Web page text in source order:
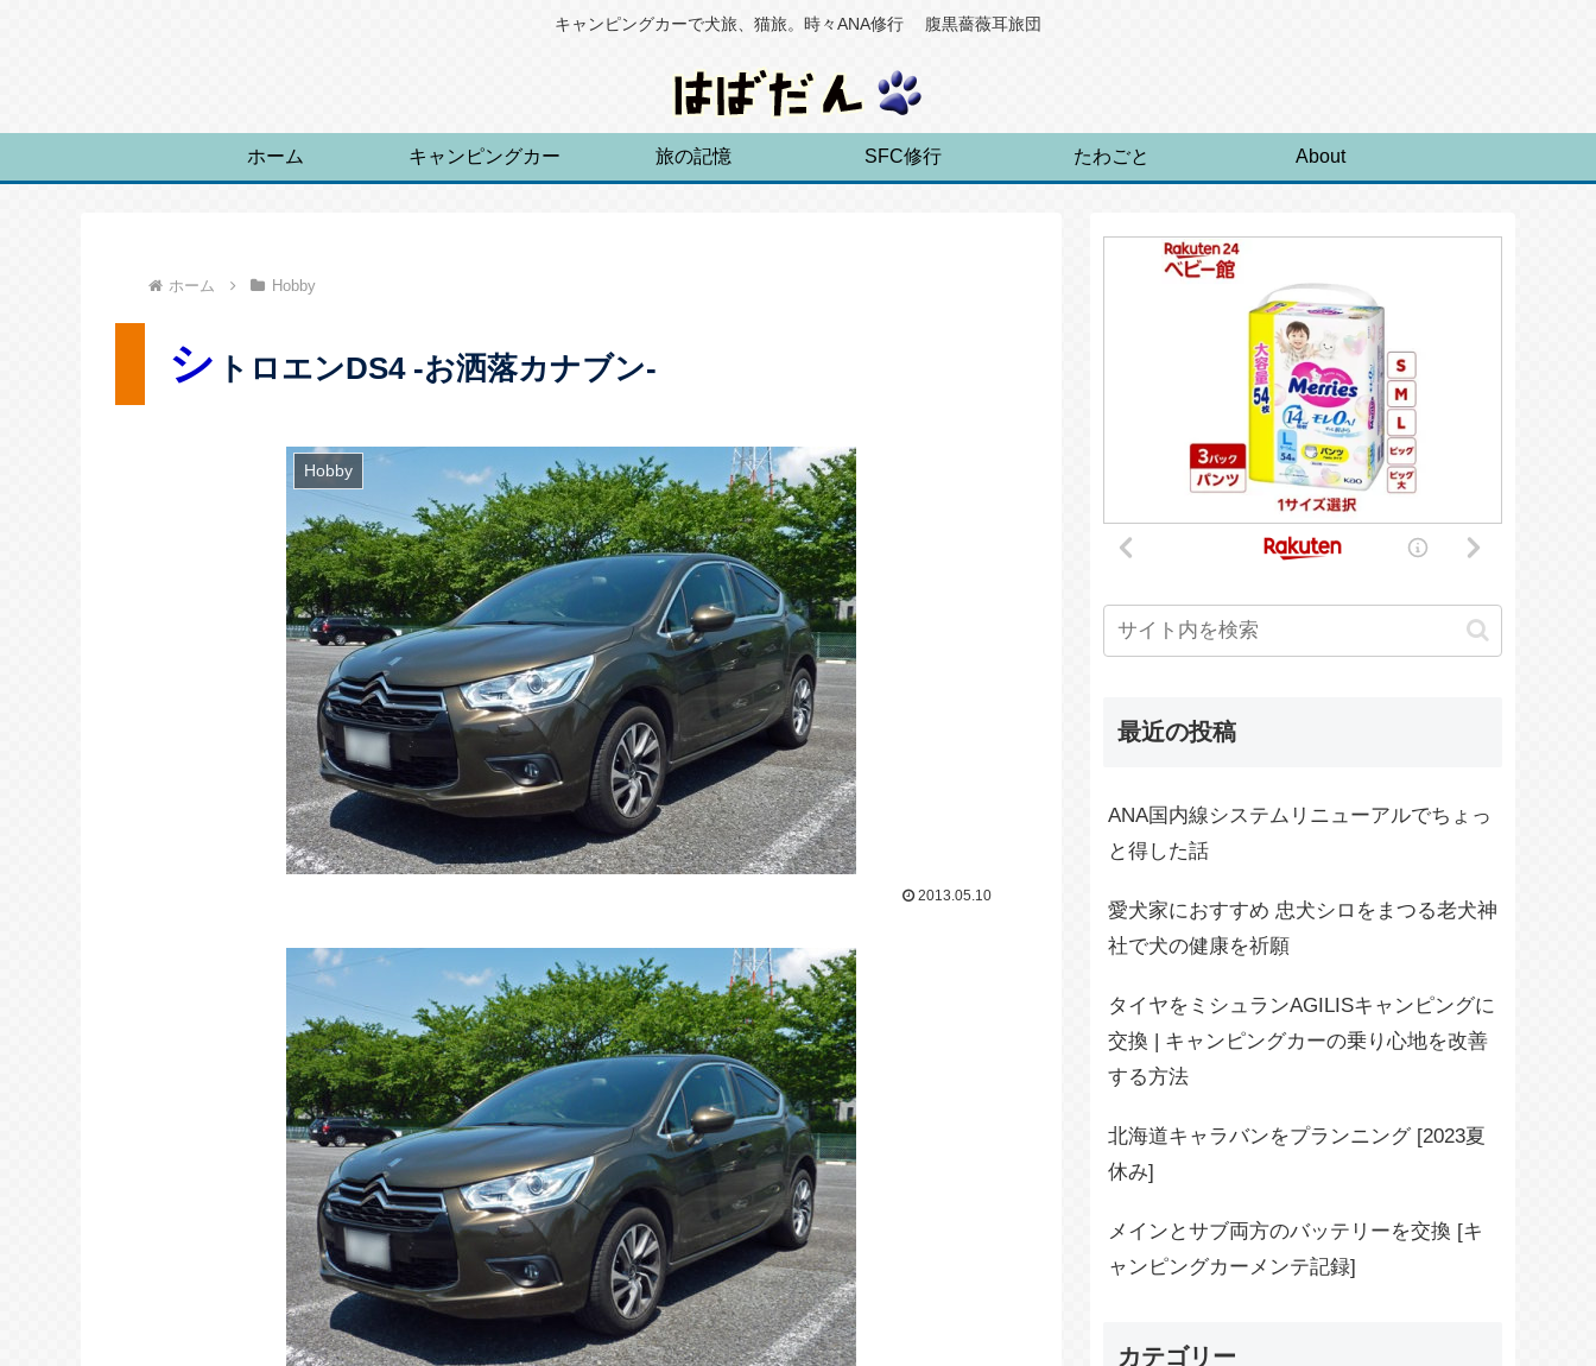
キャンピングカーで犬旅、猫旅。時々ANA修行 腹黒薔薇耳旅団
ホーム キャンピングカー 旅の記憶 SFC修行 たわごと About
ホーム Hobby
シ トロエンDS4 -お洒落カナブン-
Hobby
2013.05.10
最近の投稿
ANA国内線システムリニューアルでちょっ
と得した話
愛犬家におすすめ 忠犬シロをまつる老犬神
社で犬の健康を祈願
タイヤをミシュランAGILISキャンピングに
交換 | キャンピングカーの乗り心地を改善
する方法
北海道キャラバンをプランニング [2023夏
休み]
メインとサブ両方のバッテリーを交換 [キ
ャンピングカーメンテ記録]
カテゴリー